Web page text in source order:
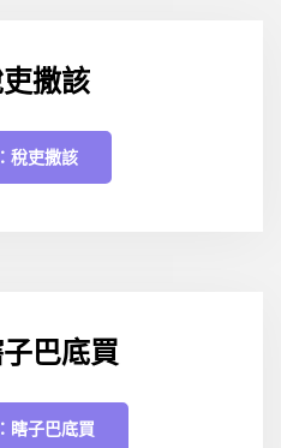
撒該
稅吏撒該
巴底買
瞎子巴底買